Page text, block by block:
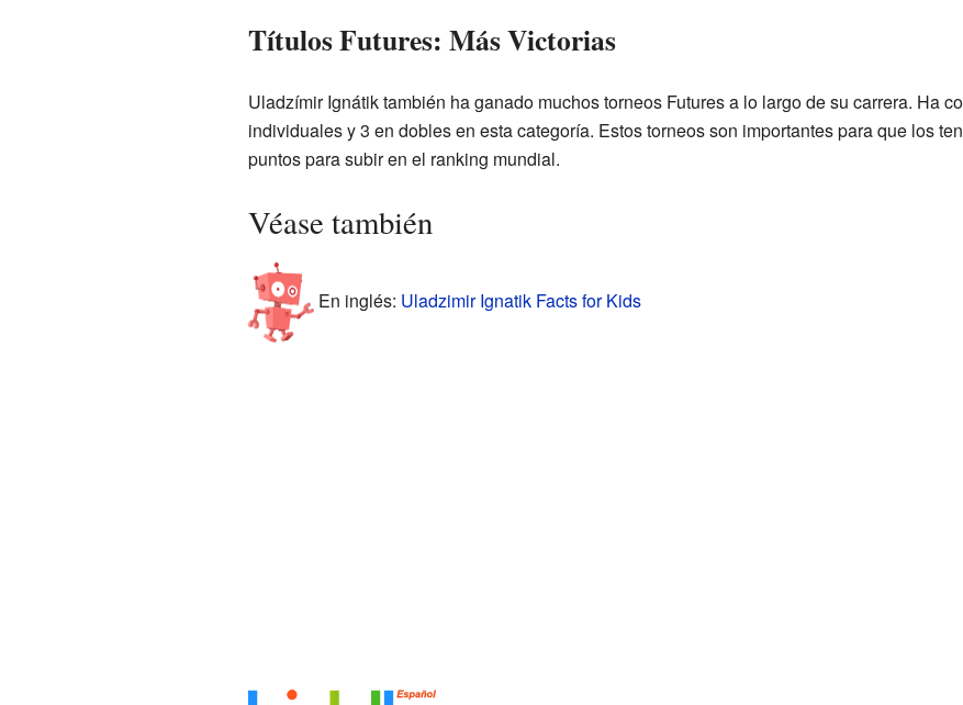
Títulos Futures: Más Victorias
Uladzímir Ignátik también ha ganado muchos torneos Futures a lo largo de su carrera. Ha
individuales y 3 en dobles en esta categoría. Estos torneos son importantes para que los
puntos para subir en el ranking mundial.
Véase también
En inglés: Uladzimir Ignatik Facts for Kids